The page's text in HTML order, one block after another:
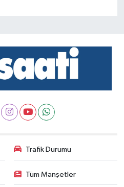
Trafik Durumu
Tüm Manşetler